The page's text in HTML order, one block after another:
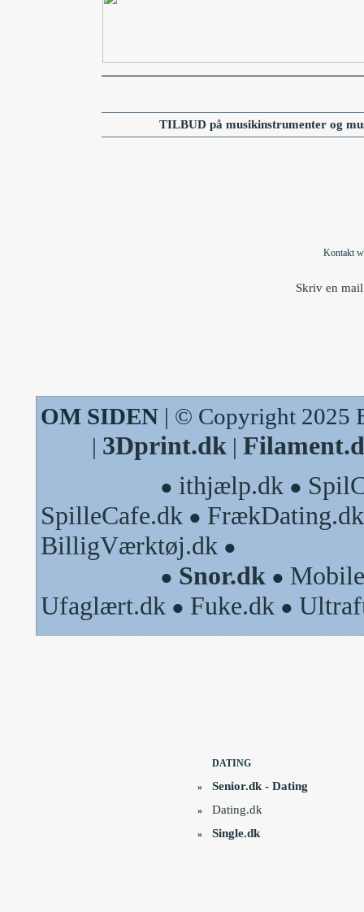
TILBUD på musikinstrumenter og
Kontakt
Skriv en
OM SIDEN | © Copyright 2025
| 3Dprint.dk |
● ithjælp.dk ●
SpilleCafe.dk ● FrækDating.dk
BilligVærktøj.dk ●
● Snor.dk ●
Ufaglært.dk ● Fuke.dk ●
DATING
» Senior.dk - Dating
» Dating.dk
» Single.dk